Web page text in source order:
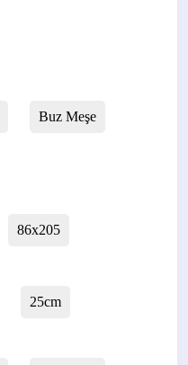
Buz Meşe
86x205
25cm